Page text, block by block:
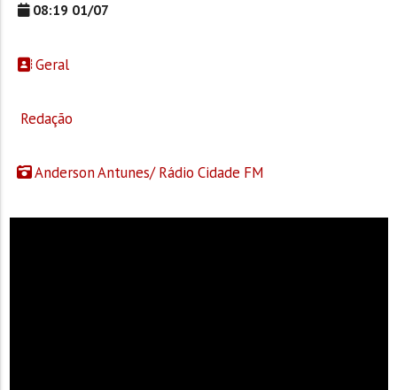
08:19 01/07
Geral
Redação
Anderson Antunes/ Rádio Cidade FM